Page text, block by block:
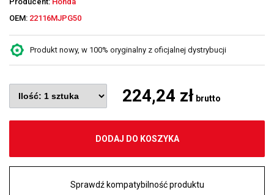
OEM: 22116MJPG50
Produkt nowy, w 100% oryginalny z oficjalnej dystrybucji
224,24 zł brutto
DODAJ DO KOSZYKA
Sprawdź kompatybilność produktu